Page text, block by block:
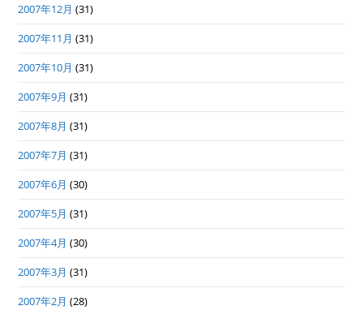
2007年12月 (31)
2007年11月 (31)
2007年10月 (31)
2007年9月 (31)
2007年8月 (31)
2007年7月 (31)
2007年6月 (30)
2007年5月 (31)
2007年4月 (30)
2007年3月 (31)
2007年2月 (28)